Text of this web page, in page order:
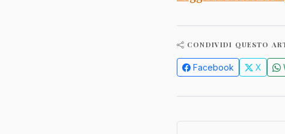
CONDIVIDI QUESTO
Facebook X